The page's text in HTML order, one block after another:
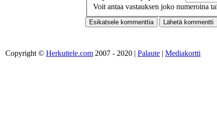
Voit antaa vastauksen joko numeroina
Copyright © Herkuttele.com 2007 - 2020 | Palaute | Mediakortti